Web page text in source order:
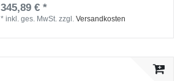
345,89 € *
*inkl. ges. MwSt. zzgl.Versandkosten